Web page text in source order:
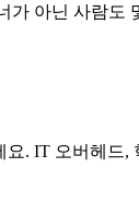
아닌 사람도
. IT 오버헤